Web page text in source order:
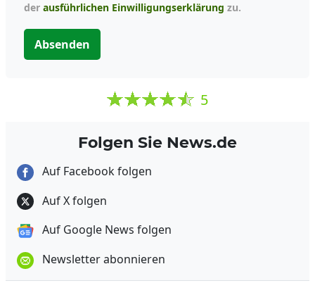
der ausführlichen Einwilligungserklärung zu.
Absenden
5
Folgen Sie News.de
Auf Facebook folgen
Auf X folgen
Auf Google News folgen
Newsletter abonnieren